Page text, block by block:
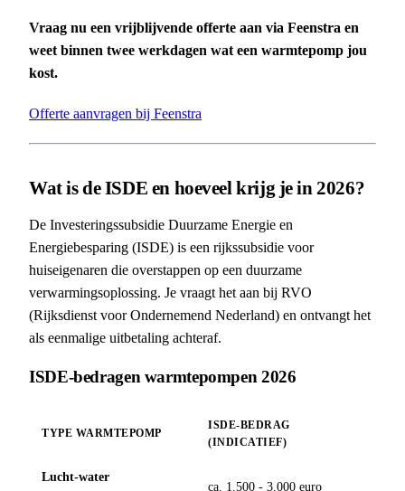
Vraag nu een vrijblijvende offerte aan via Feenstra en
weet binnen twee werkdagen wat een warmtepomp jou
kost.
Offerte aanvragen bij Feenstra
Wat is de ISDE en hoeveel krijg je in 2026?
De Investeringssubsidie Duurzame Energie en
Energiebesparing (ISDE) is een rijkssubsidie voor
huiseigenaren die overstappen op een duurzame
verwarmingsoplossing. Je vraagt het aan bij RVO
(Rijksdienst voor Ondernemend Nederland) en ontvangt het
als eenmalige uitbetaling achteraf.
ISDE-bedragen warmtepompen 2026
TYPE WARMTEPOMP
ISDE-BEDRAG
(INDICATIEF)
Lucht-water
ca. 1.500 - 3.000 euro